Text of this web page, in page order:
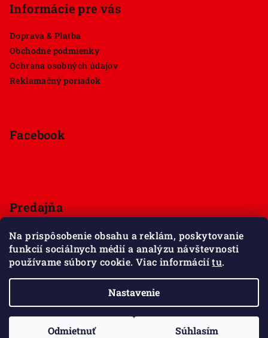
Na prispôsobenie obsahu a reklám, poskytovanie
funkcií sociálnych médií a analýzu návštevnosti
používame súbory cookie. Viac informáciítu.
Nastavenie
Odmietnuť Súhlasím
Informácie pre vás
Doprava & Platba
Obchodné podmienky
Ochrana osobných údajov
Reklamačný poriadok
Facebook
Predajňa
Štúrova 33, 949 01 Nitra
Pondelok - Sobota 9:00 - 18:00
Nedeľa - zatvorené
Zobraziť mapu
Upraviť nastavenie cookies